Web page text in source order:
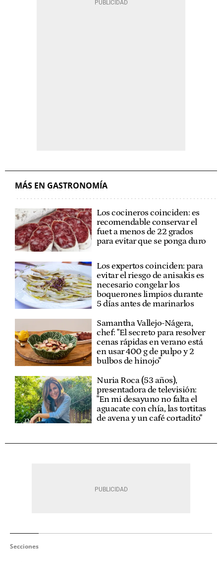
MÁS EN GASTRONOMÍA
Los cocineros coinciden: es
recomendable conservar el
fuet a menos de 22 grados
para evitar que se ponga duro
Los expertos coinciden: para
evitar el riesgo de anisakis es
necesario congelar los
boquerones limpios durante
5 días antes de marinarlos
Samantha Vallejo-Nágera,
chef: "El secreto para resolver
cenas rápidas en verano está
en usar 400 g de pulpo y 2
bulbos de hinojo"
Nuria Roca (53 años),
presentadora de televisión:
"En mi desayuno no falta el
aguacate con chía, las tortitas
de avena y un café cortadito"
Secciones